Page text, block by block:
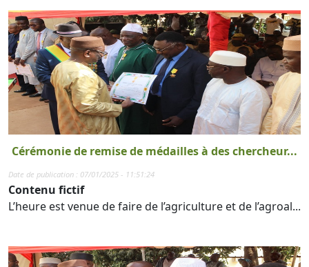
Cérémonie de remise de médailles à des chercheur...
Date de publication : 07/01/2025 - 11:51:24
Contenu fictif
L’heure est venue de faire de l’agriculture et de l’agroal...